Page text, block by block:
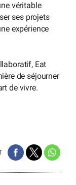
véritable
ses projets
expérience
Eat
de séjourner
de vivre.